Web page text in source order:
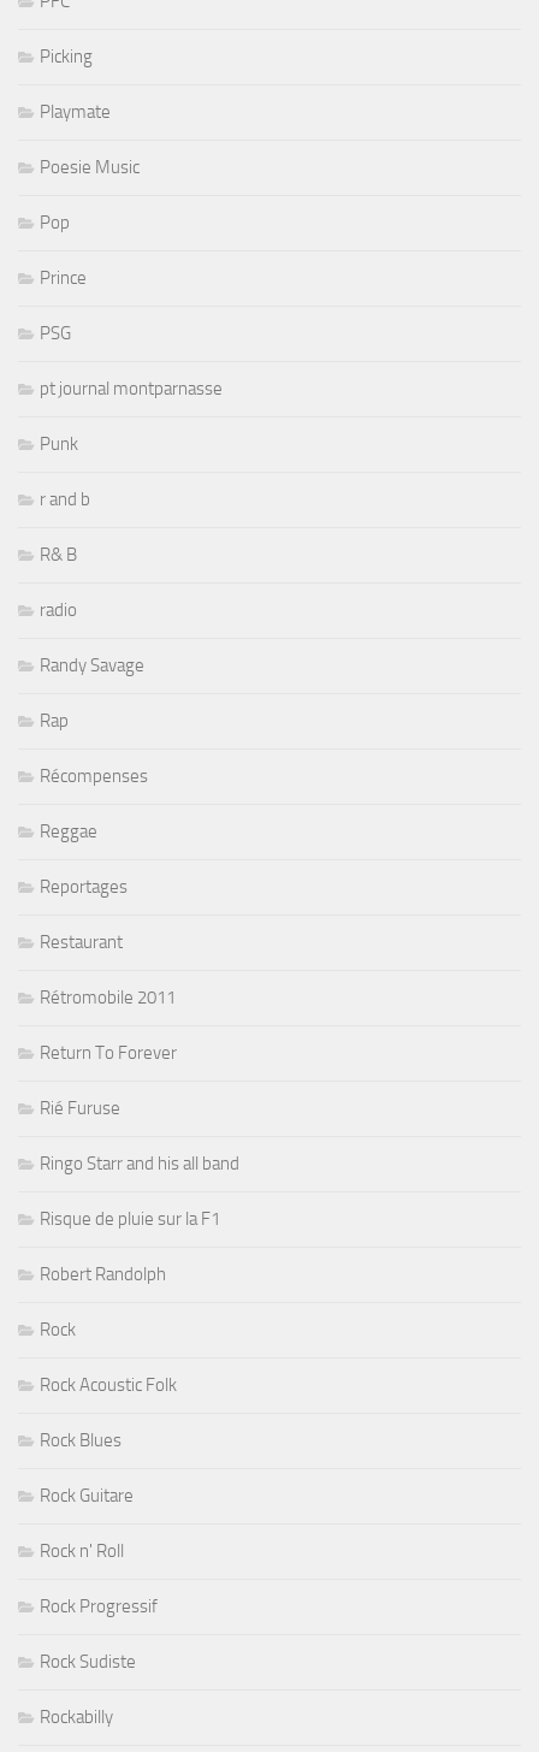
Picking
Playmate
Poesie Music
Pop
Prince
PSG
pt journal montparnasse
Punk
r and b
R& B
radio
Randy Savage
Rap
Récompenses
Reggae
Reportages
Restaurant
Rétromobile 2011
Return To Forever
Rié Furuse
Ringo Starr and his all band
Risque de pluie sur la F1
Robert Randolph
Rock
Rock Acoustic Folk
Rock Blues
Rock Guitare
Rock n' Roll
Rock Progressif
Rock Sudiste
Rockabilly